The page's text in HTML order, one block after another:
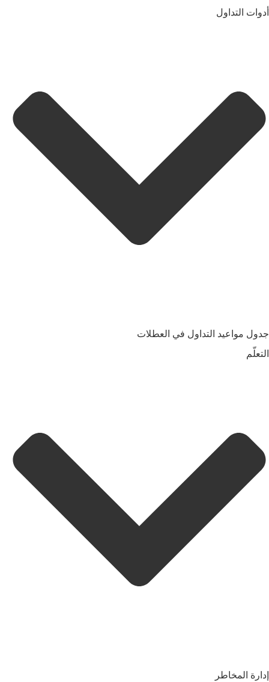
أدوات التداول
جدول مواعيد التداول في العطلات
التعلّم
إدارة المخاطر